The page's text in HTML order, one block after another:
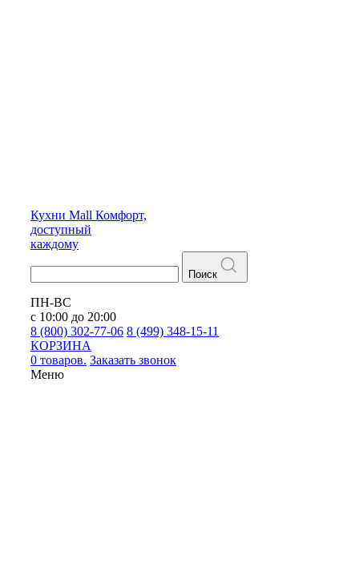
Кухни Mall Комфорт,
доступный
каждому
Поиск
ПН-ВС
с 10:00 до 20:00
8 (800) 302-77-06 8 (499) 348-15-11
КОРЗИНА
0 товаров. Заказать звонок
Меню